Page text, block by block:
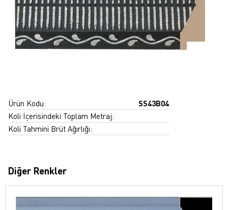
Ürün Kodu:
SS43B04
Koli İçerisindeki Toplam Metraj:
Koli Tahmini Brüt Ağırlığı:
Diğer Renkler